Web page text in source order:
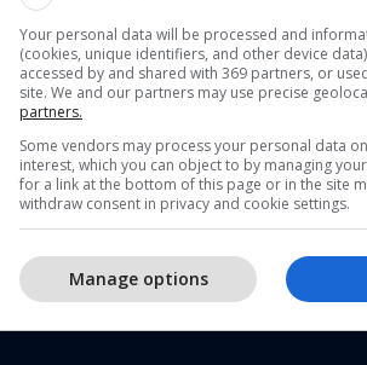
of Kosova, I convey the thanks of
soldiers who have
to the continuing security and
this solemn day, let us also…
(@albinkurti)May 25, 2026
Your personal data will be processed and
(cookies, unique identifiers, and other device
accessed by and shared with 369 partners, or
site. We and our partners may use precise
partners.
Some vendors may process your personal data
interest, which you can object to by managing
for a link at the bottom of this page or in the site
withdraw consent in privacy and cookie settings.
Manage options